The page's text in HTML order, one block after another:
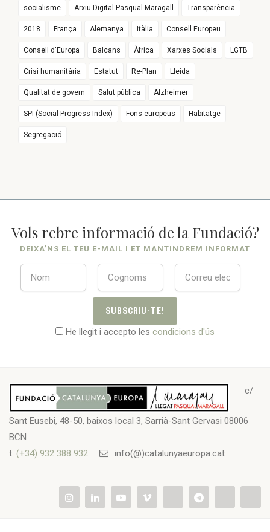
socialisme Arxiu Digital Pasqual Maragall Transparència
2018 França Alemanya Itàlia Consell Europeu
Consell d'Europa Balcans Àfrica Xarxes Socials LGTB
Crisi humanitària Estatut Re-Plan Lleida
Qualitat de govern Salut pública Alzheimer
SPI (Social Progress Index) Fons europeus Habitatge
Segregació
Vols rebre informació de la Fundació?
DEIXA’NS EL TEU E-MAIL I ET MANTINDREM INFORMAT
SUBSCRIU-TE!
He llegit i accepto les condicions d'ús
c/
Sant Eusebi, 48-50, baixos local 3, Sarrià-Sant Gervasi 08006
BCN
t. (+34) 932 388 932 info(@)catalunyaeuropa.cat